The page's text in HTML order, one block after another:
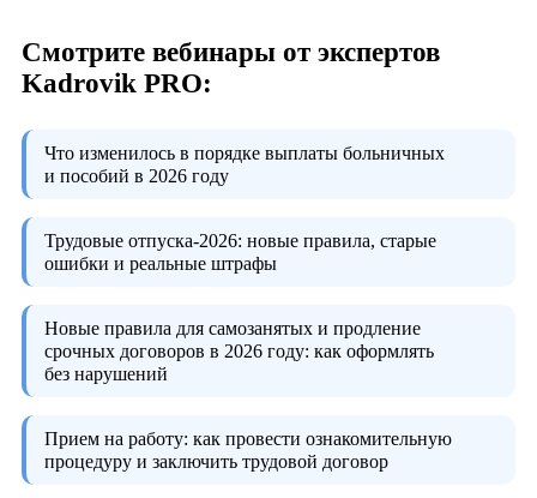
Смотрите вебинары от экспертов
Kadrovik PRO:
Что изменилось в порядке выплаты больничных
и пособий в 2026 году
Трудовые отпуска-2026: новые правила, старые
ошибки и реальные штрафы
Новые правила для самозанятых и продление
срочных договоров в 2026 году: как оформлять
без нарушений
Прием на работу: как провести ознакомительную
процедуру и заключить трудовой договор